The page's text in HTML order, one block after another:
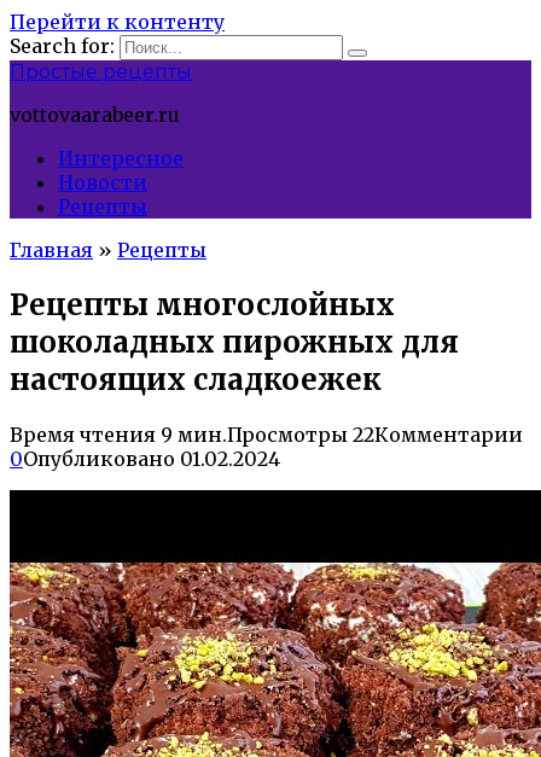
Перейти к контенту
Search for:
Простые рецепты
vottovaarabeer.ru
Интересное
Новости
Рецепты
Главная » Рецепты
Рецепты многослойных
шоколадных пирожных для
настоящих сладкоежек
Время чтения 9 мин.Просмотры 22Комментарии
0Опубликовано 01.02.2024